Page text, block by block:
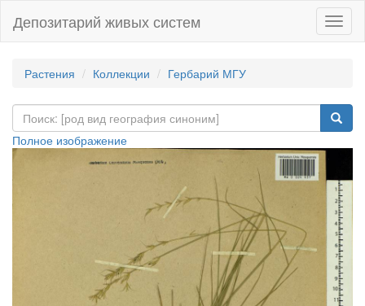
Депозитарий живых систем
Растения Коллекции Гербарий МГУ
Полное изображение